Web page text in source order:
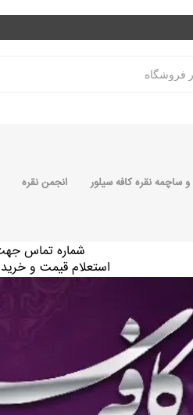
ساچمه نقره کافه سیلور انجمن نقره
شماره تماس
استعلام قیمت و خرید 09120149274